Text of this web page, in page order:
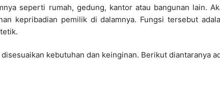
seperti rumah, gedung, kantor atau bangunan lain.
kepribadian pemilik di dalamnya. Fungsi tersebut
kebutuhan dan keinginan. Berikut diantaranya